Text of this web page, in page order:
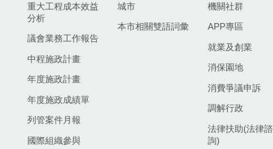
重大工程成本效益
分析
議會業務工作報告
中程施政計畫
年度施政計畫
年度施政成績單
列管案件月報
國際組織參與
城市
本市相關雙語詞彙
機關社群
APP專區
就業及創業
消保園地
消費爭議申訴
調解行政
法律扶助(法律諮
詢)